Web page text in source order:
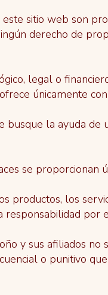
sitio web son
derecho de
legal o
únicamente
busque la ayuda de
se proporcionan
productos, los
responsabilidad por
y sus afiliados no
o punitivo